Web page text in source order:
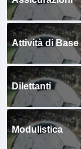
Attività di Base
Dilettanti
Modulistica